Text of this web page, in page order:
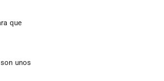
que
unos